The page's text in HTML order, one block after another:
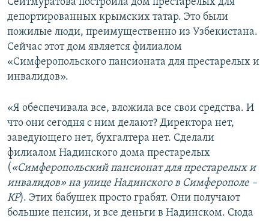
депортированных крымских татар. Это были
пожилые люди, преимущественно из Узбекистана.
Сейчас этот дом является филиалом
«Симферопольского пансионата для престарелых и
инвалидов».
«Я обеспечивала все, вложила все свои средства. И
что они сегодня с ним делают? Директора нет,
заведующего нет, бухгалтера нет. Сделали
филиалом Надинского дома престарелых
( «Симферопольский пансионат для престарелых и
инвалидов» на улице Надинского в Симферополе –
КР). Этих бабушек просто грабят. Они получают
большие пенсии, и все деньги в Надинском. Сюда